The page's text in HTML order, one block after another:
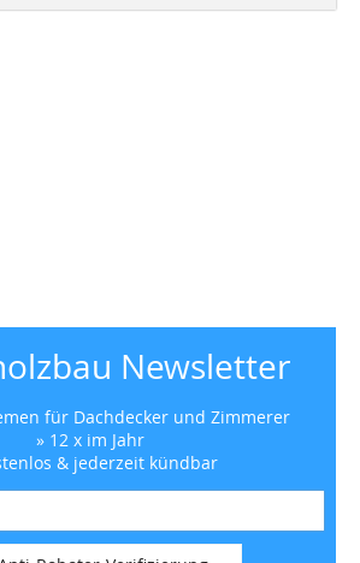
Newsletter
für Dachdecker und Zimmerer
» 12 x im Jahr
& jederzeit kündbar